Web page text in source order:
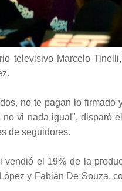
televisivo Marcelo
no te pagan lo
vi nada igual", disparó
de seguidores.
vendió el 19% de la
y Fabián De Souza,